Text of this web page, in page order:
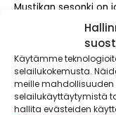
Käytämme
selailukokemusta.
meille mahdollisuuden
selailukäyttäytymistä
hallita evästeiden
Mustikan sesonki on
Mielestämme kaikki